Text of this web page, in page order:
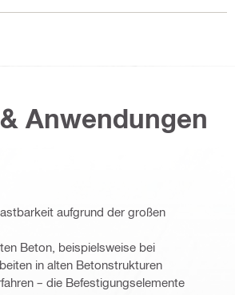
Anwendungen
aufgrund der großen
Beton, beispielsweise bei
in alten Betonstrukturen
– die Befestigungselemente